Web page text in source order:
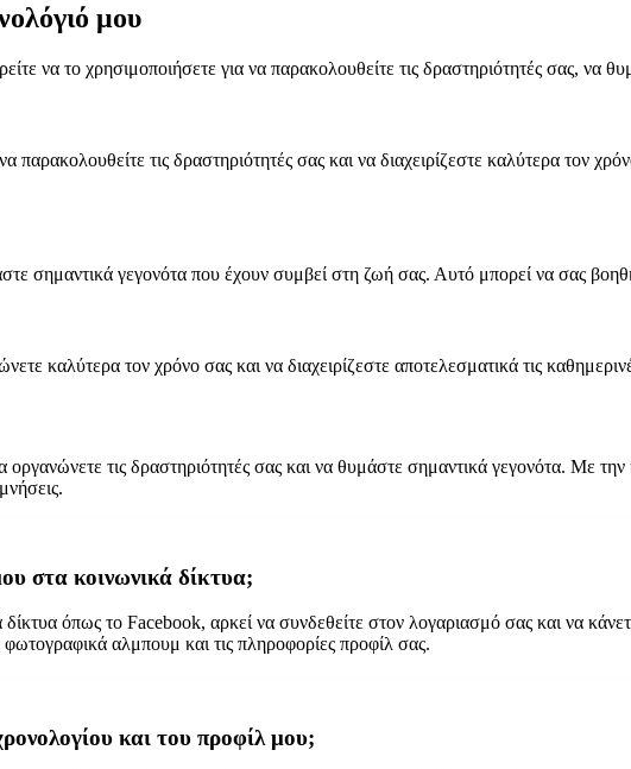
μου
να το χρησιμοποιήσετε για να παρακολουθείτε τις δραστηριότητές σας, να
παρακολουθείτε τις δραστηριότητές σας και να διαχειρίζεστε καλύτερα τον
σημαντικά γεγονότα που έχουν συμβεί στη ζωή σας. Αυτό μπορεί να σας
καλύτερα τον χρόνο σας και να διαχειρίζεστε αποτελεσματικά τις
οργανώνετε τις δραστηριότητές σας και να θυμάστε σημαντικά γεγονότα. Με
στα κοινωνικά δίκτυα;
δίκτυα όπως το Facebook, αρκεί να συνδεθείτε στον λογαριασμό σας και να
φωτογραφικά αλμπουμ και τις πληροφορίες προφίλ σας.
και του προφίλ μου;